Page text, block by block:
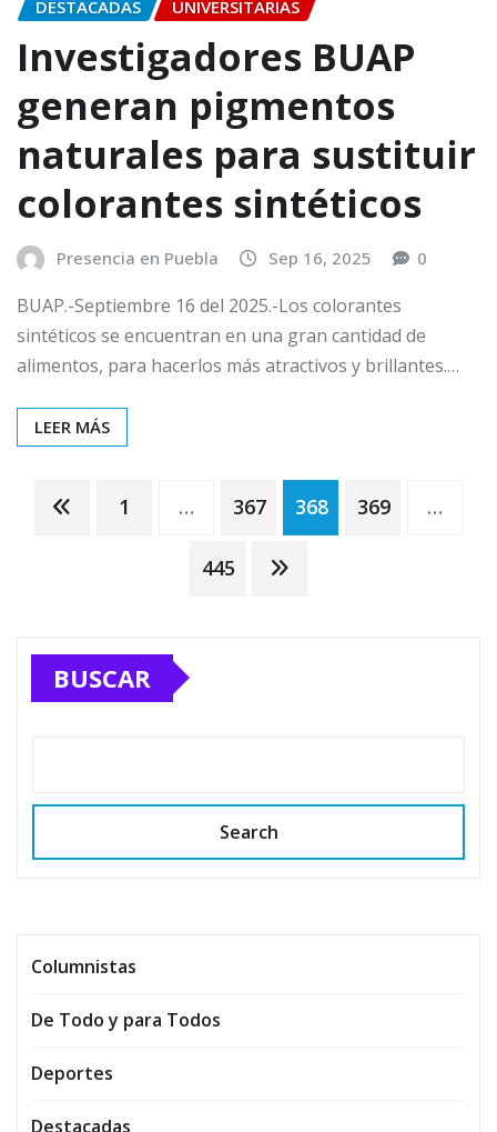
DESTACADAS UNIVERSITARIAS
Investigadores BUAP
generan pigmentos
naturales para sustituir
colorantes sintéticos
Presencia en Puebla Sep 16, 2025 0
BUAP.-Septiembre 16 del 2025.-Los colorantes
sintéticos se encuentran en una gran cantidad de
alimentos, para hacerlos más atractivos y brillantes.…
LEER MÁS
Paginación
entradas
1 … 367 368 369 …
445
BUSCAR
Search
Columnistas
De Todo y para Todos
Deportes
Destacadas